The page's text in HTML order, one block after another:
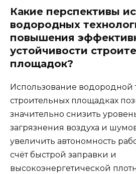
Какие перспективы
водородных
повышения
устойчивости
площадок?
Использование водородной
строительных площадках
значительно снизить
загрязнения воздуха и
увеличить автономность
счёт быстрой заправки и
высокоэнергетической